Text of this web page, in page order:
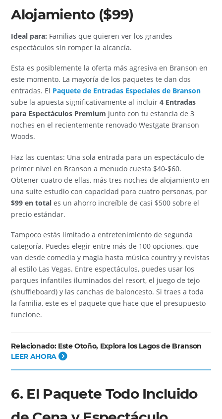
Alojamiento ($99)
Ideal para: Familias que quieren ver los grandes
espectáculos sin romper la alcancía.
Esta es posiblemente la oferta más agresiva en Branson en
este momento. La mayoría de los paquetes te dan dos
entradas. El Paquete de Entradas Especiales de Branson
sube la apuesta significativamente al incluir4 Entradas
para Espectáculos Premium junto con tu estancia de 3
noches en el recientemente renovado Westgate Branson
Woods.
Haz las cuentas: Una sola entrada para un espectáculo de
primer nivel en Branson a menudo cuesta $40-$60.
Obtener cuatro de ellas, más tres noches de alojamiento en
una suite estudio con capacidad para cuatro personas, por
$99 en total es un ahorro increíble de casi $500 sobre el
precio estándar.
Tampoco estás limitado a entretenimiento de segunda
categoría. Puedes elegir entre más de 100 opciones, que
van desde comedia y magia hasta música country y revistas
al estilo Las Vegas. Entre espectáculos, puedes usar los
parques infantiles iluminados del resort, el juego de tejo
(shuffleboard) y las canchas de baloncesto. Si traes a toda
la familia, este es el paquete que hace que el presupuesto
funcione.
Relacionado:Este Otoño, Explora los Lagos de Branson
LEER AHORA
6. El Paquete Todo Incluido